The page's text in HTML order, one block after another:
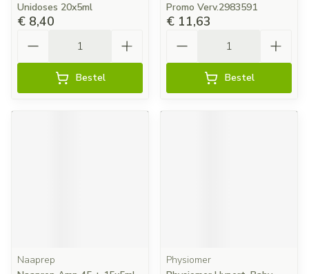
Unidoses 20x5ml
€ 8,40
Bestel
Promo Verv.2983591
€ 11,63
Bestel
Naaprep
Physiomer